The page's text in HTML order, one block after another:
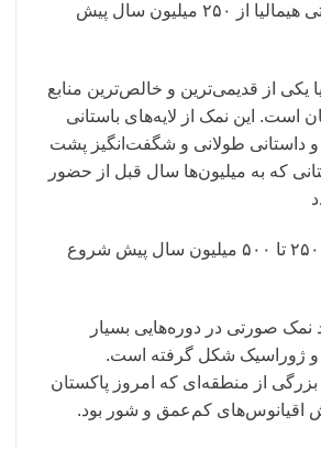
تاریخچه نمک صورتی هیمالیا از ۲۵۰ میلیون سال پیش
یکی از قدیمی‌ترین و خالص‌ترین منابع
است. این نمک از لایه‌های باستانی
داستانی طولانی و شگفت‌انگیز پشت
که به میلیون‌ها سال قبل از حضور
آغاز شکل‌گیری از ۲۵۰ تا ۵۰۰ میلیون سال پیش شروع
نمک صورتی در دوره‌هایی بسیار
و ژوراسیک شکل گرفته است.
از منطقه‌ای که امروز پاکستان
اقیانوس‌های کم‌عمق و شور بود.